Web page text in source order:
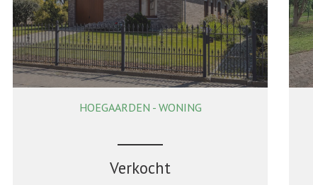
137 m² 2 1
HOEGAARDEN - WONING
Verkocht